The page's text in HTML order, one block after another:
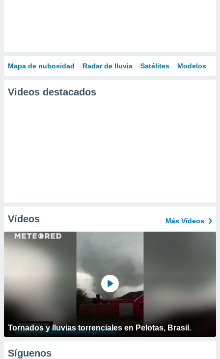
Mapa de nubosidad Radar de lluvia Satélites Modelos
Videos destacados
Vídeos Más Vídeos
Tornados y lluvias torrenciales en Pelotas, Brasil.
Síguenos